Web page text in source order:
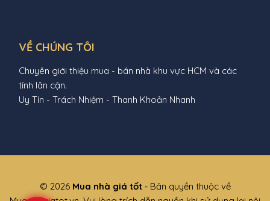
VỀ CHÚNG TÔI
Chuyên giới thiệu mua - bán nhà khu vực HCM và các
tỉnh lân cận.
Uy Tín - Trách Nhiệm - Thanh Khoản Nhanh
© 2026 Mua nhà giá tốt‐ Bản quyền thuộc về